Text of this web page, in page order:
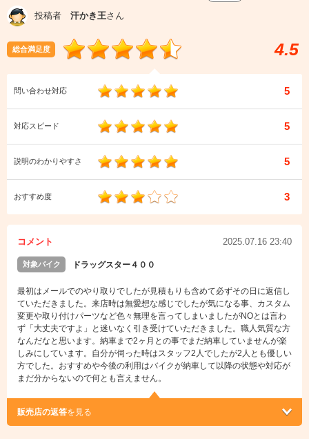
投稿者 汗かき王さん
総合満足度 4.5
問い合わせ対応 5
対応スピード 5
説明のわかりやすさ 5
おすすめ度 3
コメント 2025.07.16 23:40
対象バイク ドラッグスター４００
最初はメールでのやり取りでしたが見積もりも含めて必ずその日に返信し
ていただきました。来店時は無愛想な感じでしたが気になる事、カスタム
変更や取り付けパーツなど色々無理を言ってしまいましたがNOとは言わ
ず「大丈夫ですよ」と迷いなく引き受けていただきました。職人気質な方
なんだなと思います。納車まで2ヶ月との事でまだ納車していませんが楽
しみにしています。自分が伺った時はスタッフ2人でしたが2人とも優しい
方でした。おすすめや今後の利用はバイクが納車して以降の状態や対応が
まだ分からないので何とも言えません。
販売店の返答を見る